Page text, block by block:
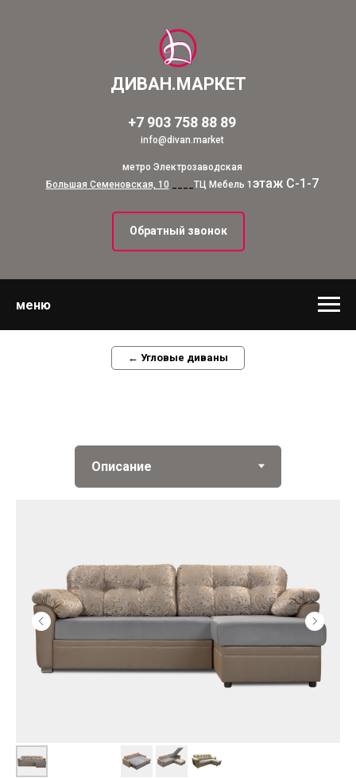
ДИВАН.МАРКЕТ
+7 903 758 88 89
info@divan.market
метро Электрозаводская
Большая Семеновская, 10
ТЦ Мебель 1 этаж С-1-7
Обратный звонок
меню
← Угловые диваны